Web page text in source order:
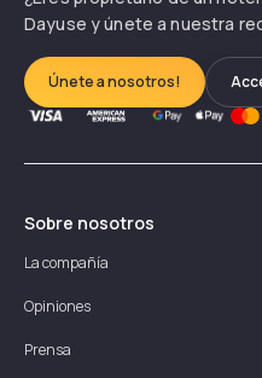
Dayuse y únete a nuestra
Únete a nosotros!
Sobre nosotros
La compañía
Opiniones
Prensa